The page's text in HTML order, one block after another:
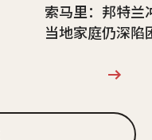
索马里：邦特兰
当地家庭仍深陷